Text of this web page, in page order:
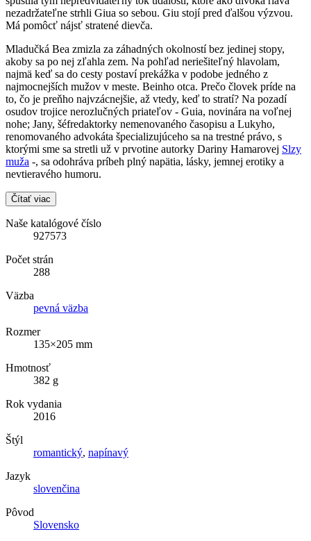
nezadržateľne strhli Giua so sebou. Giu stojí pred ďalšou výzvou.
Má pomôcť nájsť stratené dievča.
Mladučká Bea zmizla za záhadných okolností bez jedinej stopy,
akoby sa po nej zľahla zem. Na pohľad neriešiteľný hlavolam,
najmä keď sa do cesty postaví prekážka v podobe jedného z
najmocnejších mužov v meste. Beinho otca. Prečo človek príde na
to, čo je preňho najvzácnejšie, až vtedy, keď to stratí? Na pozadí
osudov trojice nerozlučných priateľov - Guia, novinára na voľnej
nohe; Jany, šéfredaktorky nemenovaného časopisu a Lukyho,
renomovaného advokáta špecializujúceho sa na trestné právo, s
ktorými sme sa stretli už v prvotine autorky Dariny Hamarovej Slzy
muža -, sa odohráva príbeh plný napätia, lásky, jemnej erotiky a
nevtieravého humoru.
Čítať viac
Naše katalógové číslo
927573
Počet strán
288
Väzba
pevná väzba
Rozmer
135×205 mm
Hmotnosť
382 g
Rok vydania
2016
Štýl
romantický, napínavý
Jazyk
slovenčina
Pôvod
Slovensko